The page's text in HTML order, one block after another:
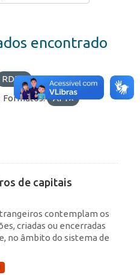
encontrado
RDE
Formatos:
API
de capitais
contemplam os
criadas ou encerradas
no âmbito do sistema de